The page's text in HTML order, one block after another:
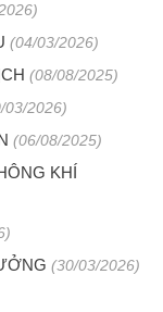
(04/03/2026)
(08/08/2025)
03/2026)
(06/08/2025)
KHÍ
(30/03/2026)